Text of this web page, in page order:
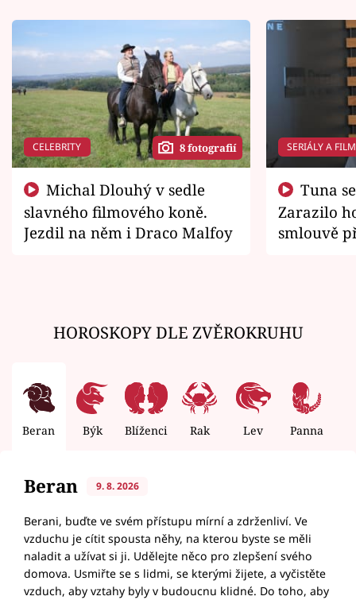
CELEBRITY 8 fotografií
slavného filmového koně.
Jezdil na něm i Draco Malfoy
SERIÁLY A
Zarazilo
smlouvě
HOROSKOPY DLE ZVĚROKRUHU
Beran Býk Blíženci Rak Lev Panna
Beran 9. 8. 2026
Berani, buďte ve svém přístupu mírní a zdrženliví. Ve
vzduchu je cítit spousta něhy, na kterou byste se měli
naladit a užívat si ji. Udělejte něco pro zlepšení svého
domova. Usmiřte se s lidmi, se kterými žijete, a vyčistěte
vzduch, aby vztahy byly v budoucnu klidné. Do toho, aby